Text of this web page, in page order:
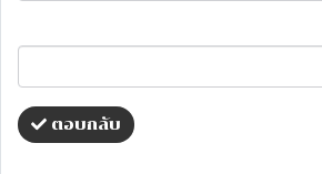
ตอบกลับ